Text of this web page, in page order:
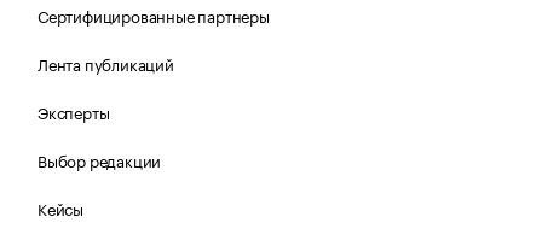
Сертифицированные партнеры
Лента публикаций
Эксперты
Выбор редакции
Кейсы